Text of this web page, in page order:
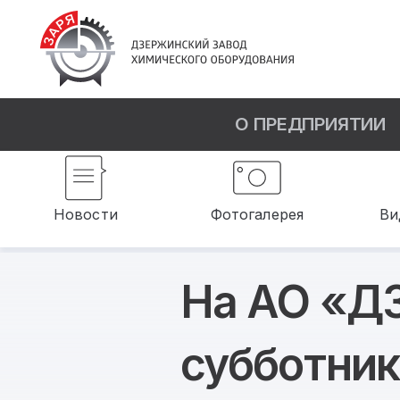
О ПРЕДПРИЯТИИ
Новости Фотогалерея
На АО
субботник